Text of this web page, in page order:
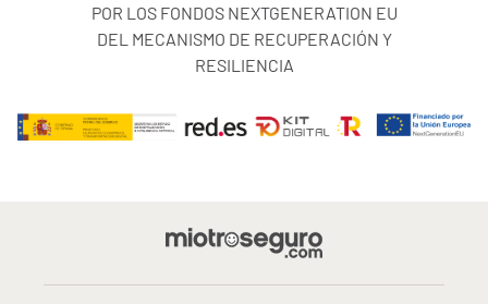
POR LOS FONDOS NEXTGENERATION EU
DEL MECANISMO DE RECUPERACIÓN Y
RESILIENCIA